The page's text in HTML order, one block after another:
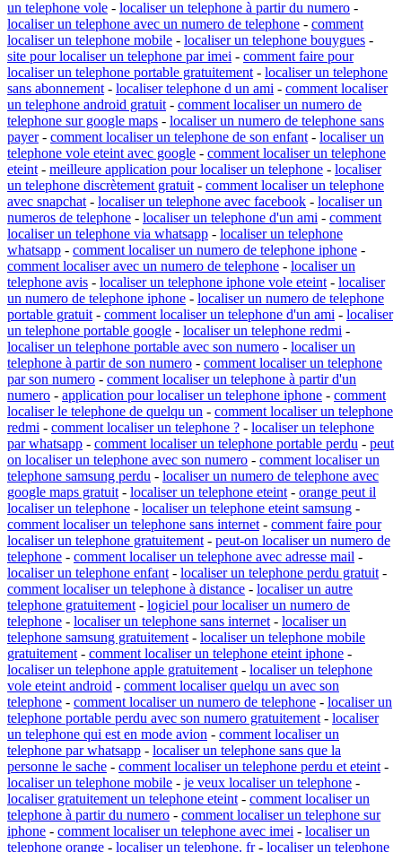
un telephone vole - localiser un telephone à partir du numero -
localiser un telephone avec un numero de telephone - comment
localiser un telephone mobile - localiser un telephone bouygues -
site pour localiser un telephone par imei - comment faire pour
localiser un telephone portable gratuitement - localiser un telephone
sans abonnement - localiser telephone d un ami - comment localiser
un telephone android gratuit - comment localiser un numero de
telephone sur google maps - localiser un numero de telephone sans
payer- comment localiser un telephone de son enfant - localiser un
telephone vole eteint avec google - comment localiser un telephone
eteint - meilleure application pour localiser un telephone - localiser
un telephone discrètement gratuit - comment localiser un telephone
avec snapchat - localiser un telephone avec facebook - localiser un
numeros de telephone - localiser un telephone d'un ami - comment
localiser un telephone via whatsapp - localiser un telephone
whatsapp - comment localiser un numero de telephone iphone -
comment localiser avec un numero de telephone - localiser un
telephone avis - localiser un telephone iphone vole eteint - localiser
un numero de telephone iphone - localiser un numero de telephone
portable gratuit - comment localiser un telephone d'un ami - localiser
un telephone portable google - localiser un telephone redmi -
localiser un telephone portable avec son numero - localiser un
telephone à partir de son numero - comment localiser un telephone
par son numero - comment localiser un telephone à partir d'un
numero - application pour localiser un telephone iphone - comment
localiser le telephone de quelqu un - comment localiser un telephone
redmi - comment localiser un telephone ? - localiser un telephone
par whatsapp - comment localiser un telephone portable perdu - peut
on localiser un telephone avec son numero - comment localiser un
telephone samsung perdu - localiser un numero de telephone avec
google maps gratuit - localiser un telephone eteint - orange peut il
localiser un telephone - localiser un telephone eteint samsung -
comment localiser un telephone sans internet - comment faire pour
localiser un telephone gratuitement - peut-on localiser un numero de
telephone - comment localiser un telephone avec adresse mail -
localiser un telephone enfant - localiser un telephone perdu gratuit -
comment localiser un telephone à distance - localiser un autre
telephone gratuitement - logiciel pour localiser un numero de
telephone - localiser un telephone sans internet - localiser un
telephone samsung gratuitement - localiser un telephone mobile
gratuitement - comment localiser un telephone eteint iphone -
localiser un telephone apple gratuitement - localiser un telephone
vole eteint android - comment localiser quelqu un avec son
telephone - comment localiser un numero de telephone - localiser un
telephone portable perdu avec son numero gratuitement - localiser
un telephone qui est en mode avion - comment localiser un
telephone par whatsapp - localiser un telephone sans que la
personne le sache - comment localiser un telephone perdu et eteint -
localiser un telephone mobile - je veux localiser un telephone -
localiser gratuitement un telephone eteint - comment localiser un
telephone à partir du numero - comment localiser un telephone sur
iphone - comment localiser un telephone avec imei - localiser un
telephone orange - localiser un telephone. fr- localiser un telephone